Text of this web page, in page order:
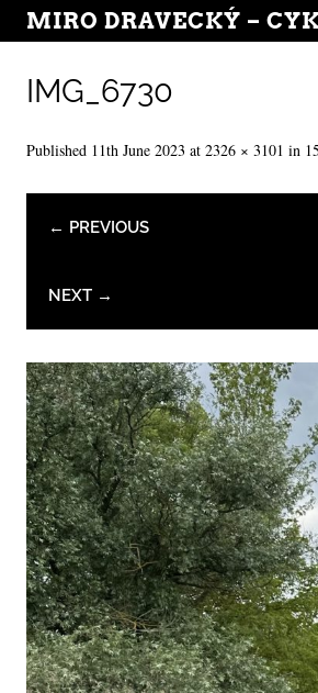
MIRO DRAVECKÝ –
IMG_6730
Published 11th June 2023 at 2326 × 3101 in
← PREVIOUS
NEXT →